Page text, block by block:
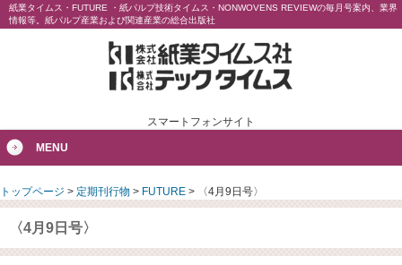
紙業タイムス・FUTURE ・紙パルプ技術タイムス・NONWOVENS REVIEWの毎月号案内、業界
情報等。紙パルプ産業および関連産業の総合出版社
スマートフォンサイト
MENU
トップページ > 定期刊行物 > FUTURE > 〈4月9日号〉
〈4月9日号〉